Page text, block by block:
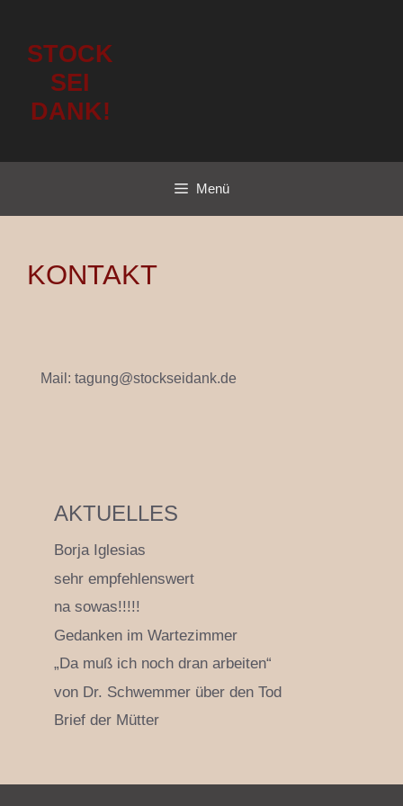
STOCK
SEI
DANK!
Menü
KONTAKT
Mail: tagung@stockseidank.de
AKTUELLES
Borja Iglesias
sehr empfehlenswert
na sowas!!!!!
Gedanken im Wartezimmer
„Da muß ich noch dran arbeiten“
von Dr. Schwemmer über den Tod
Brief der Mütter